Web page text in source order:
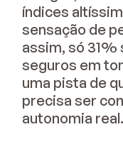
índices
sensação de
assim, só
seguros em
uma pista de
precisa ser
autonomia real.